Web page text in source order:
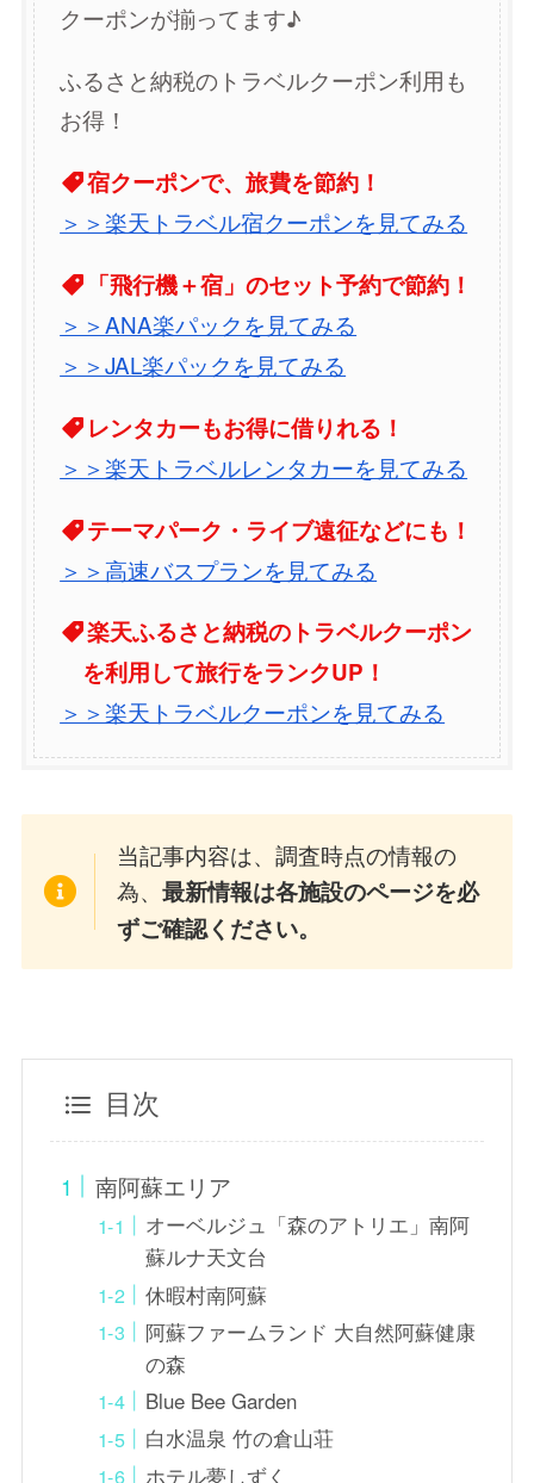
クーポンが揃ってます♪
ふるさと納税のトラベルクーポン利用も
お得！
宿クーポンで、旅費を節約！
＞＞楽天トラベル宿クーポンを見てみる
「飛行機＋宿」のセット予約で節約！
＞＞ANA楽パックを見てみる
＞＞JAL楽パックを見てみる
レンタカーもお得に借りれる！
＞＞楽天トラベルレンタカーを見てみる
テーマパーク・ライブ遠征などにも！
＞＞高速バスプランを見てみる
楽天ふるさと納税のトラベルクーポン
を利用して旅行をランクUP！
＞＞楽天トラベルクーポンを見てみる
当記事内容は、調査時点の情報の
為、 最新情報は各施設のページを必
ずご確認ください。
目次
南阿蘇エリア
オーベルジュ「森のアトリエ」南阿
蘇ルナ天文台
休暇村南阿蘇
阿蘇ファームランド 大自然阿蘇健康
の森
Blue Bee Garden
白水温泉 竹の倉山荘
ホテル夢しずく